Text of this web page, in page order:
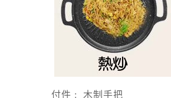
付件 : 木制手把